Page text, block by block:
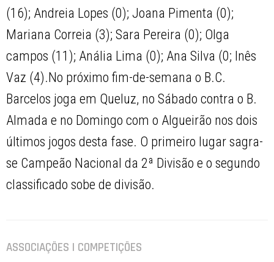
(16); Andreia Lopes (0); Joana Pimenta (0);
Mariana Correia (3); Sara Pereira (0); Olga
campos (11); Anália Lima (0); Ana Silva (0; Inês
Vaz (4).No próximo fim-de-semana o B.C.
Barcelos joga em Queluz, no Sábado contra o B.
Almada e no Domingo com o Algueirão nos dois
últimos jogos desta fase. O primeiro lugar sagra-
se Campeão Nacional da 2ª Divisão e o segundo
classificado sobe de divisão.
ASSOCIAÇÕES | COMPETIÇÕES